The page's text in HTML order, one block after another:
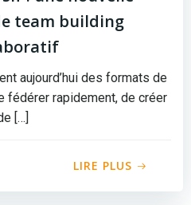
team building
aujourd’hui des formats de
fédérer rapidement, de créer
[…]
LIRE PLUS